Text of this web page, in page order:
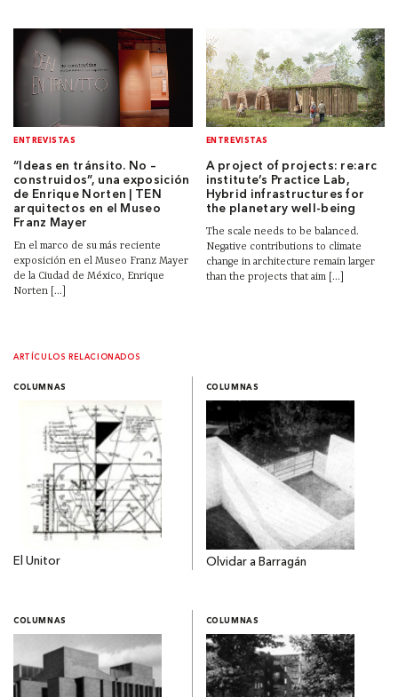
ENTREVISTAS
“Ideas en tránsito. No –
construidos”, una exposición
de Enrique Norten | TEN
arquitectos en el Museo
Franz Mayer
En el marco de su más reciente
exposición en el Museo Franz Mayer
de la Ciudad de México, Enrique
Norten [...]
ENTREVISTAS
A project of projects: re:arc
institute’s Practice Lab,
Hybrid infrastructures for
the planetary well-being
The scale needs to be balanced.
Negative contributions to climate
change in architecture remain larger
than the projects that aim [...]
ARTÍCULOS RELACIONADOS
COLUMNAS
El Unitor
COLUMNAS
Olvidar a Barragán
COLUMNAS COLUMNAS